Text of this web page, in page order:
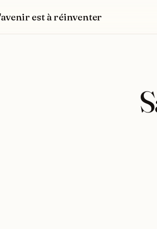
est à réinventer